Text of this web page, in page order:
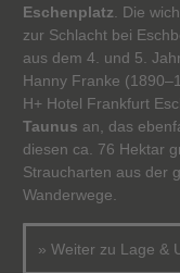
Eschenplatz. Die
zur Schlacht bei
aus dem 4. und 5.
Hanny Franke
H+ Hotel Frankfurt
Taunus an, das
diesen ca. 76 Hektar
Straucharten aus der
Wanderwege.
» Weiter zu Lage &